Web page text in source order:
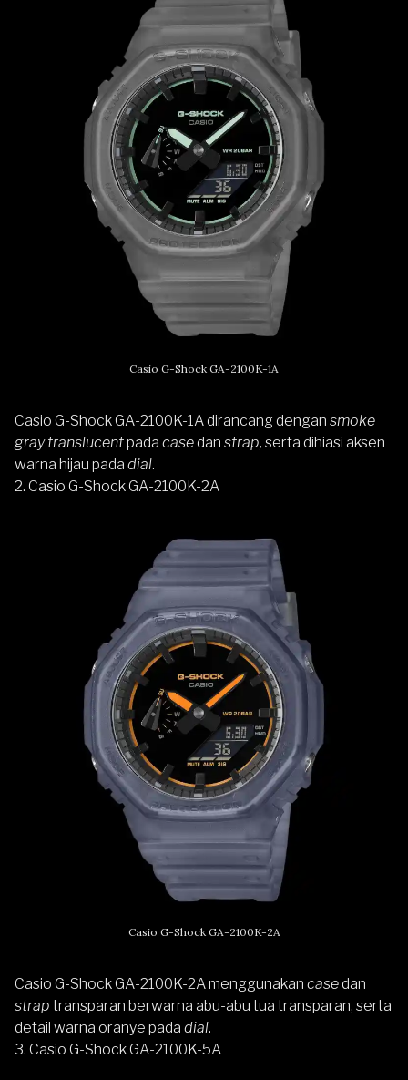
Casio G-Shock GA-2100K-1A
Casio G-Shock GA-2100K-1A dirancang dengan smoke
gray translucentpada casedan strap, serta dihiasi aksen
warna hijau pada dial.
2. Casio G-Shock GA-2100K-2A
Casio G-Shock GA-2100K-2A
Casio G-Shock GA-2100K-2A menggunakan casedan
strap transparan berwarna abu-abu tua transparan, serta
detail warna oranye pada dial.
3. Casio G-Shock GA-2100K-5A